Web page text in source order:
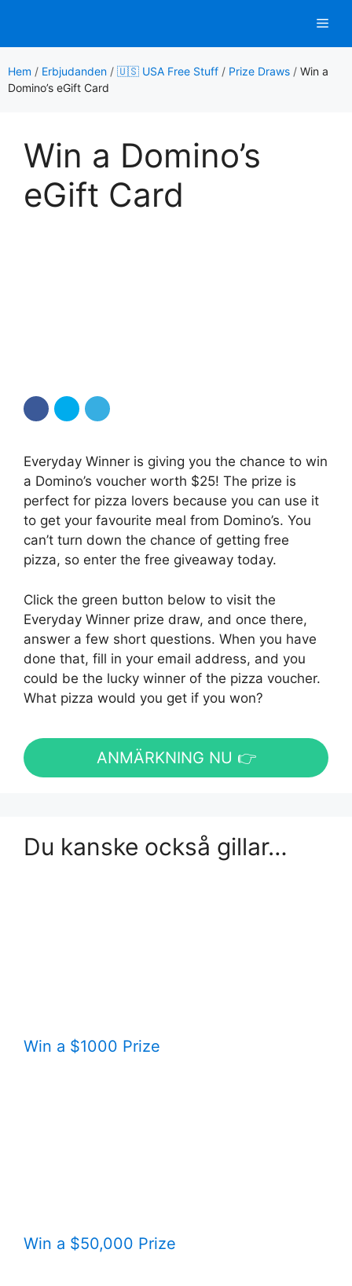
innehåll
Hem / Erbjudanden / 🇺🇸 USA Free Stuff / Prize Draws / Win a
Domino’s eGift Card
Win a Domino’s
eGift Card
Everyday Winner is giving you the chance to win
a Domino’s voucher worth $25! The prize is
perfect for pizza lovers because you can use it
to get your favourite meal from Domino’s. You
can’t turn down the chance of getting free
pizza, so enter the free giveaway today.
Click the green button below to visit the
Everyday Winner prize draw, and once there,
answer a few short questions. When you have
done that, fill in your email address, and you
could be the lucky winner of the pizza voucher.
What pizza would you get if you won?
ANMÄRKNING NU 👉
Du kanske också gillar…
Win a $1000 Prize
Win a $50,000 Prize